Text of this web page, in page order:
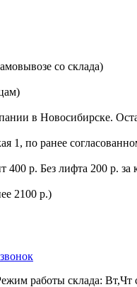
со склада)
в Новосибирске.
1, по ранее
400 р. Без лифта 200 р.
2100 р.)
работы склада: Вт,Чт